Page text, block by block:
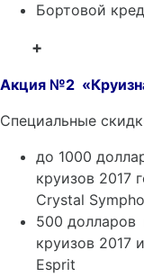
Бортовой
+
Акция №2
Специальные
до 1000
круизов 2017
Crystal
500 долларов
круизов 2017
Esprit